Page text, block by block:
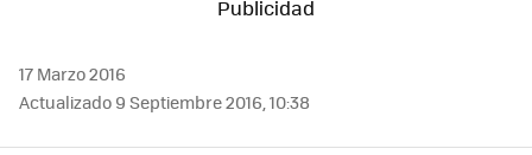
MAIL
17 Marzo 2016
Actualizado 9 Septiembre 2016, 10:38